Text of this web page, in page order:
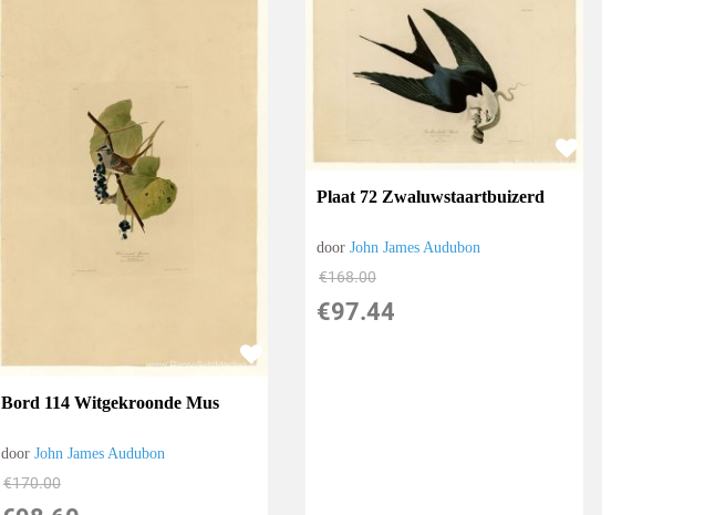
Bord 114 Witgekroonde Mus
doorJohn James Audubon
€170.00
Plaat 72 Zwaluwstaartbuizerd
doorJohn James Audubon
€168.00
€97.44